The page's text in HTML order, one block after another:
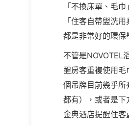
「不換床單、毛巾
「住客自帶盥洗用
都是非常好的環保
不管是NOVOTEL
醒房客重複使用毛
個吊牌目前幾乎所
都有），或者是下
金典酒店提醒住客